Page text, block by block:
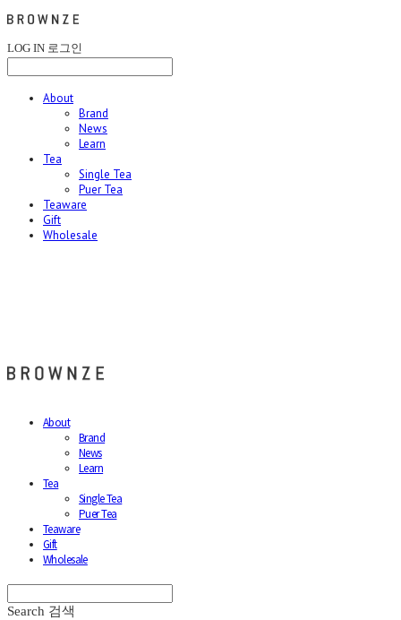
LOG IN 로그인
About
Brand
News
Learn
Tea
Single Tea
Puer Tea
Teaware
Gift
Wholesale
About
Brand
News
Learn
Tea
Single Tea
Puer Tea
Teaware
Gift
Wholesale
Search 검색